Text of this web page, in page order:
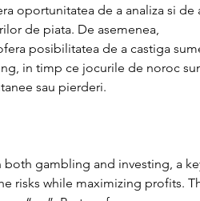
oportunitatea de a analiza si de
de piata. De asemenea,
posibilitatea de a castiga
in timp ce jocurile de noroc
sau pierderi.
risks while maximizing profits.